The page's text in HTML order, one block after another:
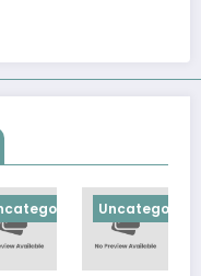
Uncategorized